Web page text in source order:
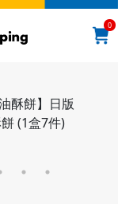
0
酥餅】日版
(1盒7件)